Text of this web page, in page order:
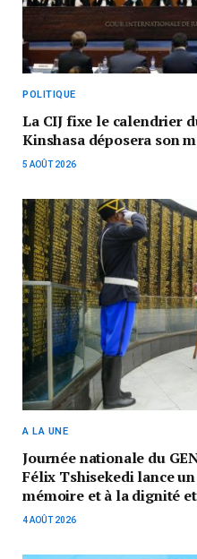
POLITIQUE
La CIJ fixe le calendrier
Kinshasa déposera son
5 AOÛT 2026
A LA UNE
Journée nationale du
Félix Tshisekedi lance
mémoire et à la dignité
4 AOÛT 2026